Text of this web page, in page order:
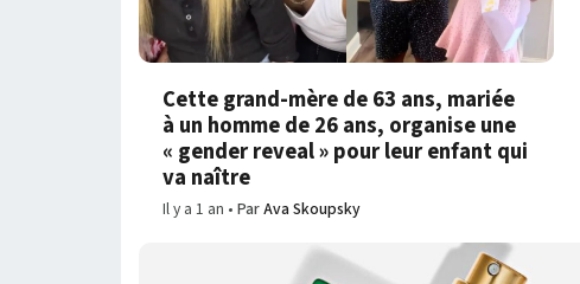
Cette grand-mère de 63 ans, mariée
à un homme de 26 ans, organise une
« gender reveal » pour leur enfant qui
va naître
Il y a 1 an ParAva Skoupsky